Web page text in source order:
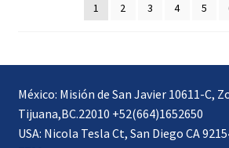
1 2 3 4 5
México: Misión de San Javier 10611-C,
Tijuana,BC.22010 +52(664)1652650
USA: Nicola Tesla Ct, San Diego CA